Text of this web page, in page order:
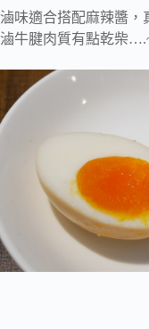
滷味適合搭配麻辣醬，
滷牛腱肉質有點乾柴